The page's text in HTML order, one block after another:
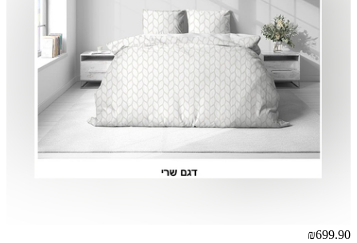
₪699.90